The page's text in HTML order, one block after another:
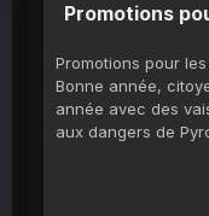
Promotions
Promotions pour
Bonne année,
année avec des
aux dangers de